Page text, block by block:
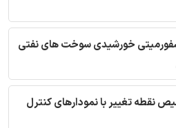
خورشیدی سوخت های نفتی
نقطه تغییر با نمودارهای کنترل